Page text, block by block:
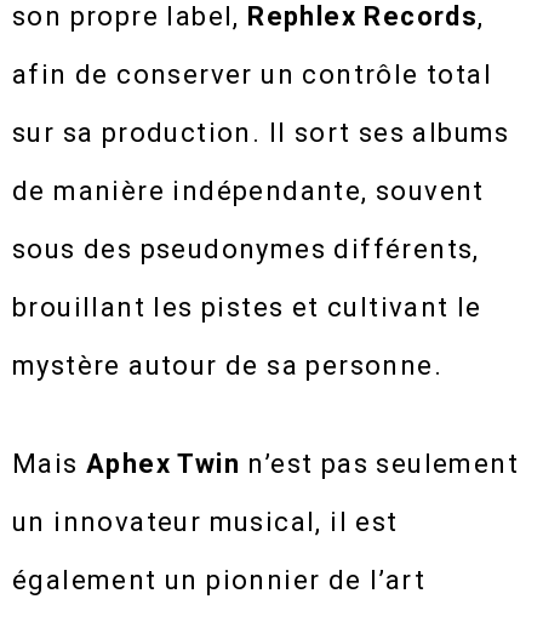
son propre label, Rephlex Records,
afin de conserver un contrôle total
sur sa production. Il sort ses albums
de manière indépendante, souvent
sous des pseudonymes différents,
brouillant les pistes et cultivant le
mystère autour de sa personne.
Mais Aphex Twin n’est pas seulement
un innovateur musical, il est
également un pionnier de l’art